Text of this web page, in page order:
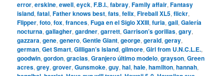
error,erskine,ewell,eyck,F.B.I.,fabray,Family affair,Fantasy
island,fatal,Father knows best,fats,felix,Fireball XL5,flickr,
Flipper,foto,fox,frances,Fuga en el Siglo XXIII,furia,gail,Galería
nocturna,gallagher,gardner,garrett,Garrison’s gorillas,gary,
gazzara,gene,genero,Gentle Giant,george,gerald,geray,
german,Get Smart,Gilligan’s island,gilmore,Girl from U.N.C.L.E.,
goodwin,gordon,gracias,Granjero último modelo,grayson,Green
acres,grey,grover,Gunsmoke,guy,hal,hale,hamilton,hannah,